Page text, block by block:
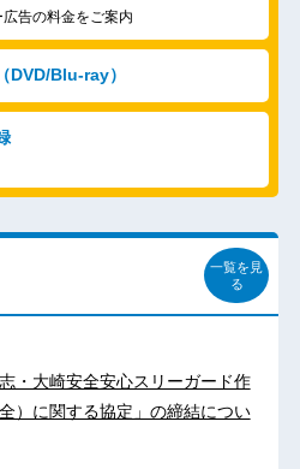
告の料金をご案内
DVD/Blu-ray）
一覧を見
る
・大崎安全安心スリーガード作
）に関する協定」の締結につい